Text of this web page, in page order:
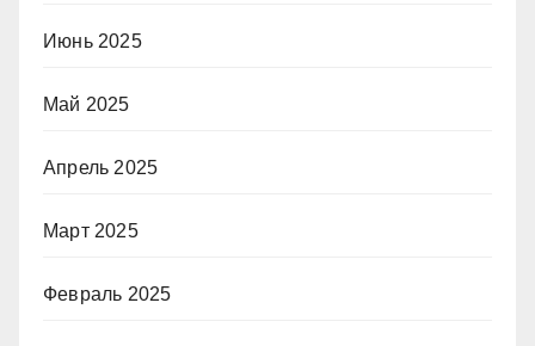
Июнь 2025
Май 2025
Апрель 2025
Март 2025
Февраль 2025